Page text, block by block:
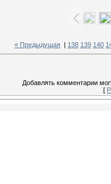
« Предыдущая 138 139 140
Добавлять комментарии
[